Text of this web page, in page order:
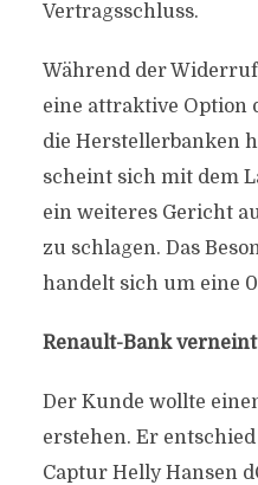
Vertragsschluss.
Während der
eine attraktive Option
die Herstellerbanken
scheint sich mit dem
ein weiteres Gericht
zu schlagen. Das
handelt sich um eine
Renault-Bank
Der Kunde wollte
erstehen. Er
Captur Helly Hansen